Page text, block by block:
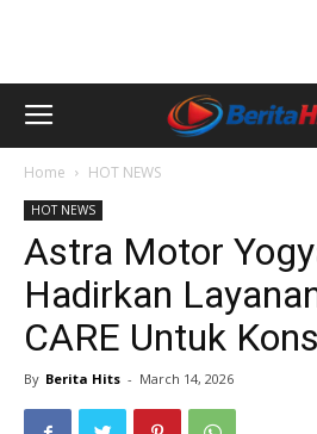
Home HOT NEWS
HOT NEWS
Astra Motor
Hadirkan
CARE Untuk
By Berita Hits - March 14, 2026